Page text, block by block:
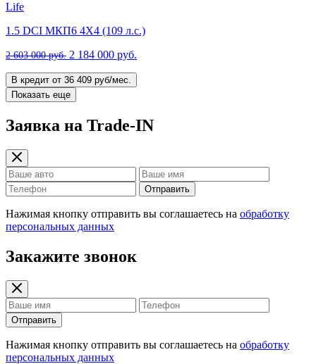
Life
1.5 DCI МКП6 4Х4 (109 л.с.)
2 603 000 руб. 2 184 000 руб.
В кредит от 36 409 руб/мес.
Показать еще
Заявка на Trade-IN
Отправить
Нажимая кнопку отправить вы соглашаетесь на обработку
персональных данных
Закажите звонок
Отправить
Нажимая кнопку отправить вы соглашаетесь на обработку
персональных данных